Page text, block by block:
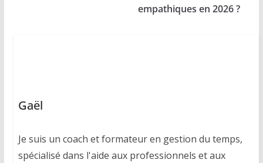
empathiques en 2026 ?
Gaël
Je suis un coach et formateur en gestion du temps,
spécialisé dans l'aide aux professionnels et aux